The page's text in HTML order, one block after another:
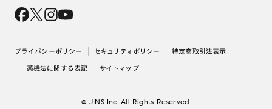
採用情報
出店について
プライバシーポリシー セキュリティポリシー 特定商取引法表示
薬機法に関する表記 サイトマップ
© JINS Inc. All Rights Reserved.